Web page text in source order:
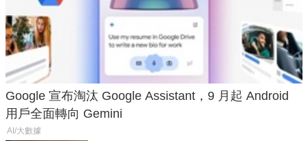
Google 宣布淘汰 Google Assistant，9 月起 Android
用戶全面轉向 Gemini
AI/大數據